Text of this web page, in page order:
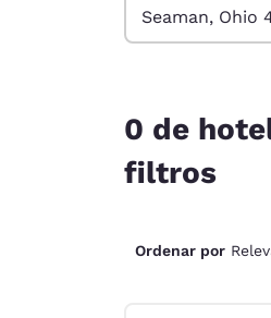
0 de
filtros
Ordenar por